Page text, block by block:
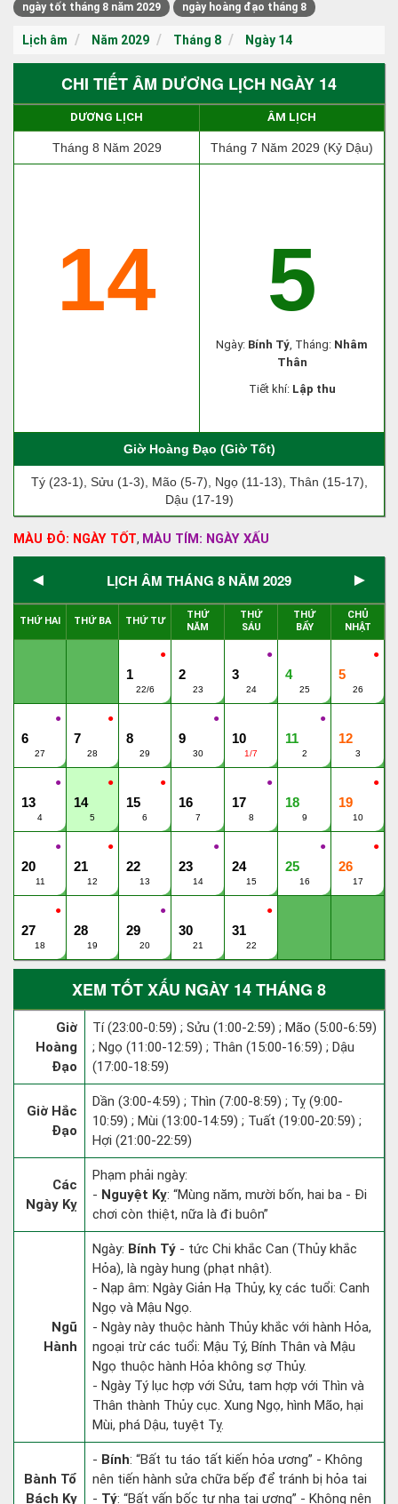
ngày tốt tháng 8 năm 2029
ngày hoàng đạo tháng 8
Lịch âm Năm 2029 Tháng 8 Ngày 14
CHI TIẾT ÂM DƯƠNG LỊCH NGÀY 14
DƯƠNG LỊCH ÂM LỊCH
Tháng 8 Năm 2029 Tháng 7 Năm 2029 (Kỷ Dậu)
14 5
Ngày: Bính Tý, Tháng: Nhâm
Thân
Tiết khí: Lập thu
Giờ Hoàng Đạo (Giờ Tốt)
Tý (23-1), Sửu (1-3), Mão (5-7), Ngọ (11-13), Thân (15-17),
Dậu (17-19)
MÀU ĐỎ: NGÀY TỐT, MÀU TÍM: NGÀY XẤU
◄ LỊCH ÂM THÁNG 8 NĂM 2029 ►
THỨ HAI THỨ BA THỨ TƯ
THỨ
NĂM
THỨ
SÁU
THỨ
BẨY
CHỦ
NHẬT
●
1
22/6
2
23
●
3
24
4
25
●
5
26
●
6
27
●
7
28
8
29
●
9
30
10
1/7
●
11
2
12
3
●
13
4
●
14
5
●
15
6
16
7
●
17
8
18
9
●
19
10
●
20
11
●
21
12
22
13
●
23
14
24
15
●
25
16
●
26
17
●
27
18
28
19
●
29
20
30
21
●
31
22
XEM TỐT XẤU NGÀY 14 THÁNG 8
Giờ
Hoàng
Đạo
Tí (23:00-0:59) ; Sửu (1:00-2:59) ; Mão (5:00-6:59)
; Ngọ (11:00-12:59) ; Thân (15:00-16:59) ; Dậu
(17:00-18:59)
Giờ Hắc
Đạo
Dần (3:00-4:59) ; Thìn (7:00-8:59) ; Tỵ (9:00-
10:59) ; Mùi (13:00-14:59) ; Tuất (19:00-20:59) ;
Hợi (21:00-22:59)
Các
Ngày Kỵ
Phạm phải ngày:
- Nguyệt Kỵ: “Mùng năm, mười bốn, hai ba - Đi
chơi còn thiệt, nữa là đi buôn”
Ngũ
Hành
Ngày: Bính Tý - tức Chi khắc Can (Thủy khắc
Hỏa), là ngày hung (phạt nhật).
- Nạp âm: Ngày Giản Hạ Thủy, kỵ các tuổi: Canh
Ngọ và Mậu Ngọ.
- Ngày này thuộc hành Thủy khắc với hành Hỏa,
ngoại trừ các tuổi: Mậu Tý, Bính Thân và Mậu
Ngọ thuộc hành Hỏa không sợ Thủy.
- Ngày Tý lục hợp với Sửu, tam hợp với Thìn và
Thân thành Thủy cục. Xung Ngọ, hình Mão, hại
Mùi, phá Dậu, tuyệt Tỵ.
Bành Tổ
Bách Kỵ
- Bính: “Bất tu táo tất kiến hỏa ương” - Không
nên tiến hành sửa chữa bếp để tránh bị hỏa tai
- Tý: “Bất vấn bốc tự nhạ tai ương” - Không nên